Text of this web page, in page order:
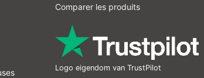
Comparer les produits
Logo eigendom van TrustPilot